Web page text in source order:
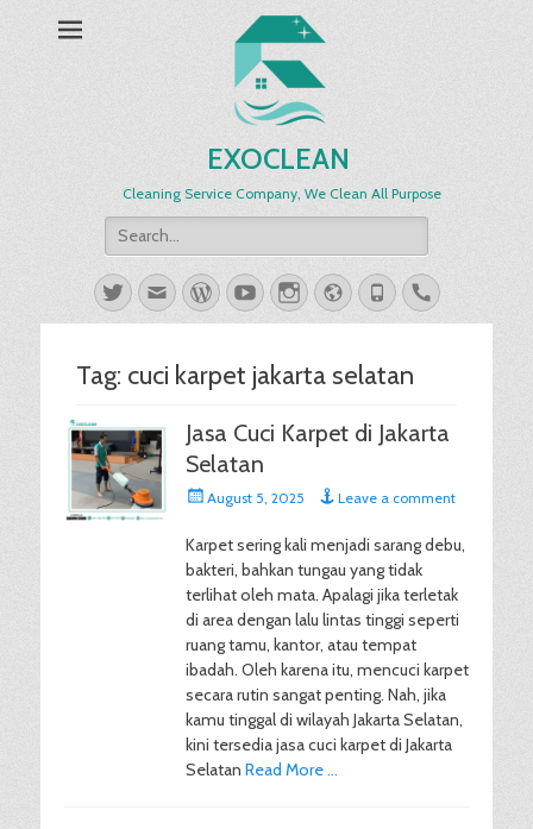
EXOCLEAN
Cleaning Service Company, We Clean All Purpose
Search
for:
TwitterEmailWordPress
YouTubeInstagram
Website
PhoneHandset
Tag: cuci karpet jakarta selatan
Jasa Cuci Karpet di Jakarta
Selatan
PostedAugust 5, 2025 Leave a comment
Karpet sering kali menjadi sarang debu,
bakteri, bahkan tungau yang tidak
terlihat oleh mata. Apalagi jika terletak
di area dengan lalu lintas tinggi seperti
ruang tamu, kantor, atau tempat
ibadah. Oleh karena itu, mencuci karpet
secara rutin sangat penting. Nah, jika
kamu tinggal di wilayah Jakarta Selatan,
kini tersedia jasa cuci karpet di Jakarta
Selatan Read More …